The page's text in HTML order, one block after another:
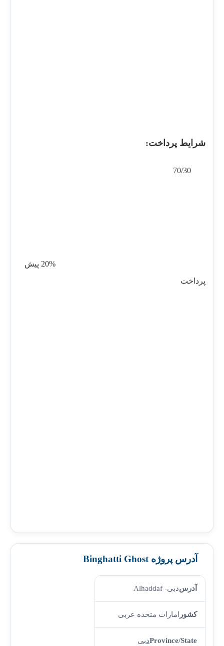
شرایط پرداخت:
20% پیش
پرداخت
آدرس پروژه Binghatti Ghost
آدرسدبی- Alhaddaf
کشورامارات متحده عربی
Province/Stateدبی